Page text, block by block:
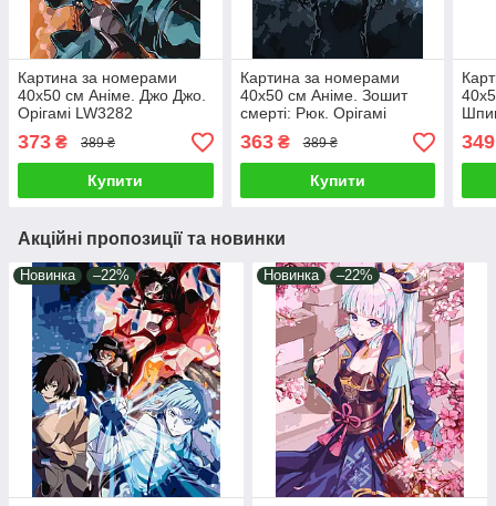
Картина за номерами
40х50 см Аніме. Джо Джо.
Орігамі LW3282
373 ₴ 389 ₴
Купити
Картина за номерами
40х50 см Аніме. Зошит
смерті: Рюк. Орігамі
363₴ 389 ₴
Купити
349
Акційні пропозиції та новинки
Новинка –22% Новинка –22%